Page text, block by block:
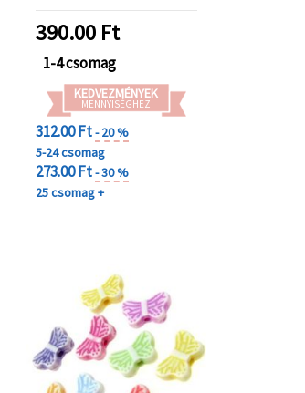
projektekhez ideális
390.00Ft
1-4 csomag
KEDVEZMÉNYEK
MENNYISÉGHEZ
312.00 Ft- 20 %
5-24 csomag
273.00 Ft- 30 %
25 csomag +